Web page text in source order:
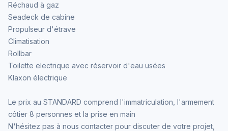
Réchaud à gaz
Seadeck de cabine
Propulseur d'étrave
Climatisation
Rollbar
Toilette electrique avec réservoir d'eau usées
Klaxon électrique
Le prix au STANDARD comprend l'immatriculation, l'armement
côtier 8 personnes et la prise en main
N'hésitez pas à nous contacter pour discuter de votre projet,